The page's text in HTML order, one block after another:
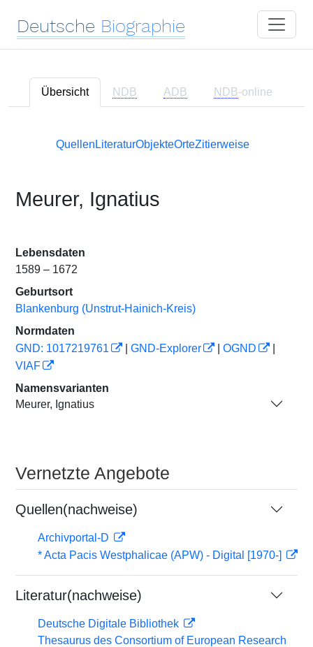
Deutsche Biographie
Übersicht NDB ADB NDB-online
Quellen LiteraturObjekteOrteZitierweise
Meurer, Ignatius
Lebensdaten
1589 – 1672
Geburtsort
Blankenburg (Unstrut-Hainich-Kreis)
Normdaten
GND: 1017219761
GND-Explorer OGND
VIAF
Namensvarianten
Meurer, Ignatius
Vernetzte Angebote
Quellen(nachweise)
Archivportal-D
* Acta Pacis Westphalicae (APW) - Digital [1970-]
Literatur(nachweise)
Deutsche Digitale Bibliothek
Thesaurus des Consortium of European Research